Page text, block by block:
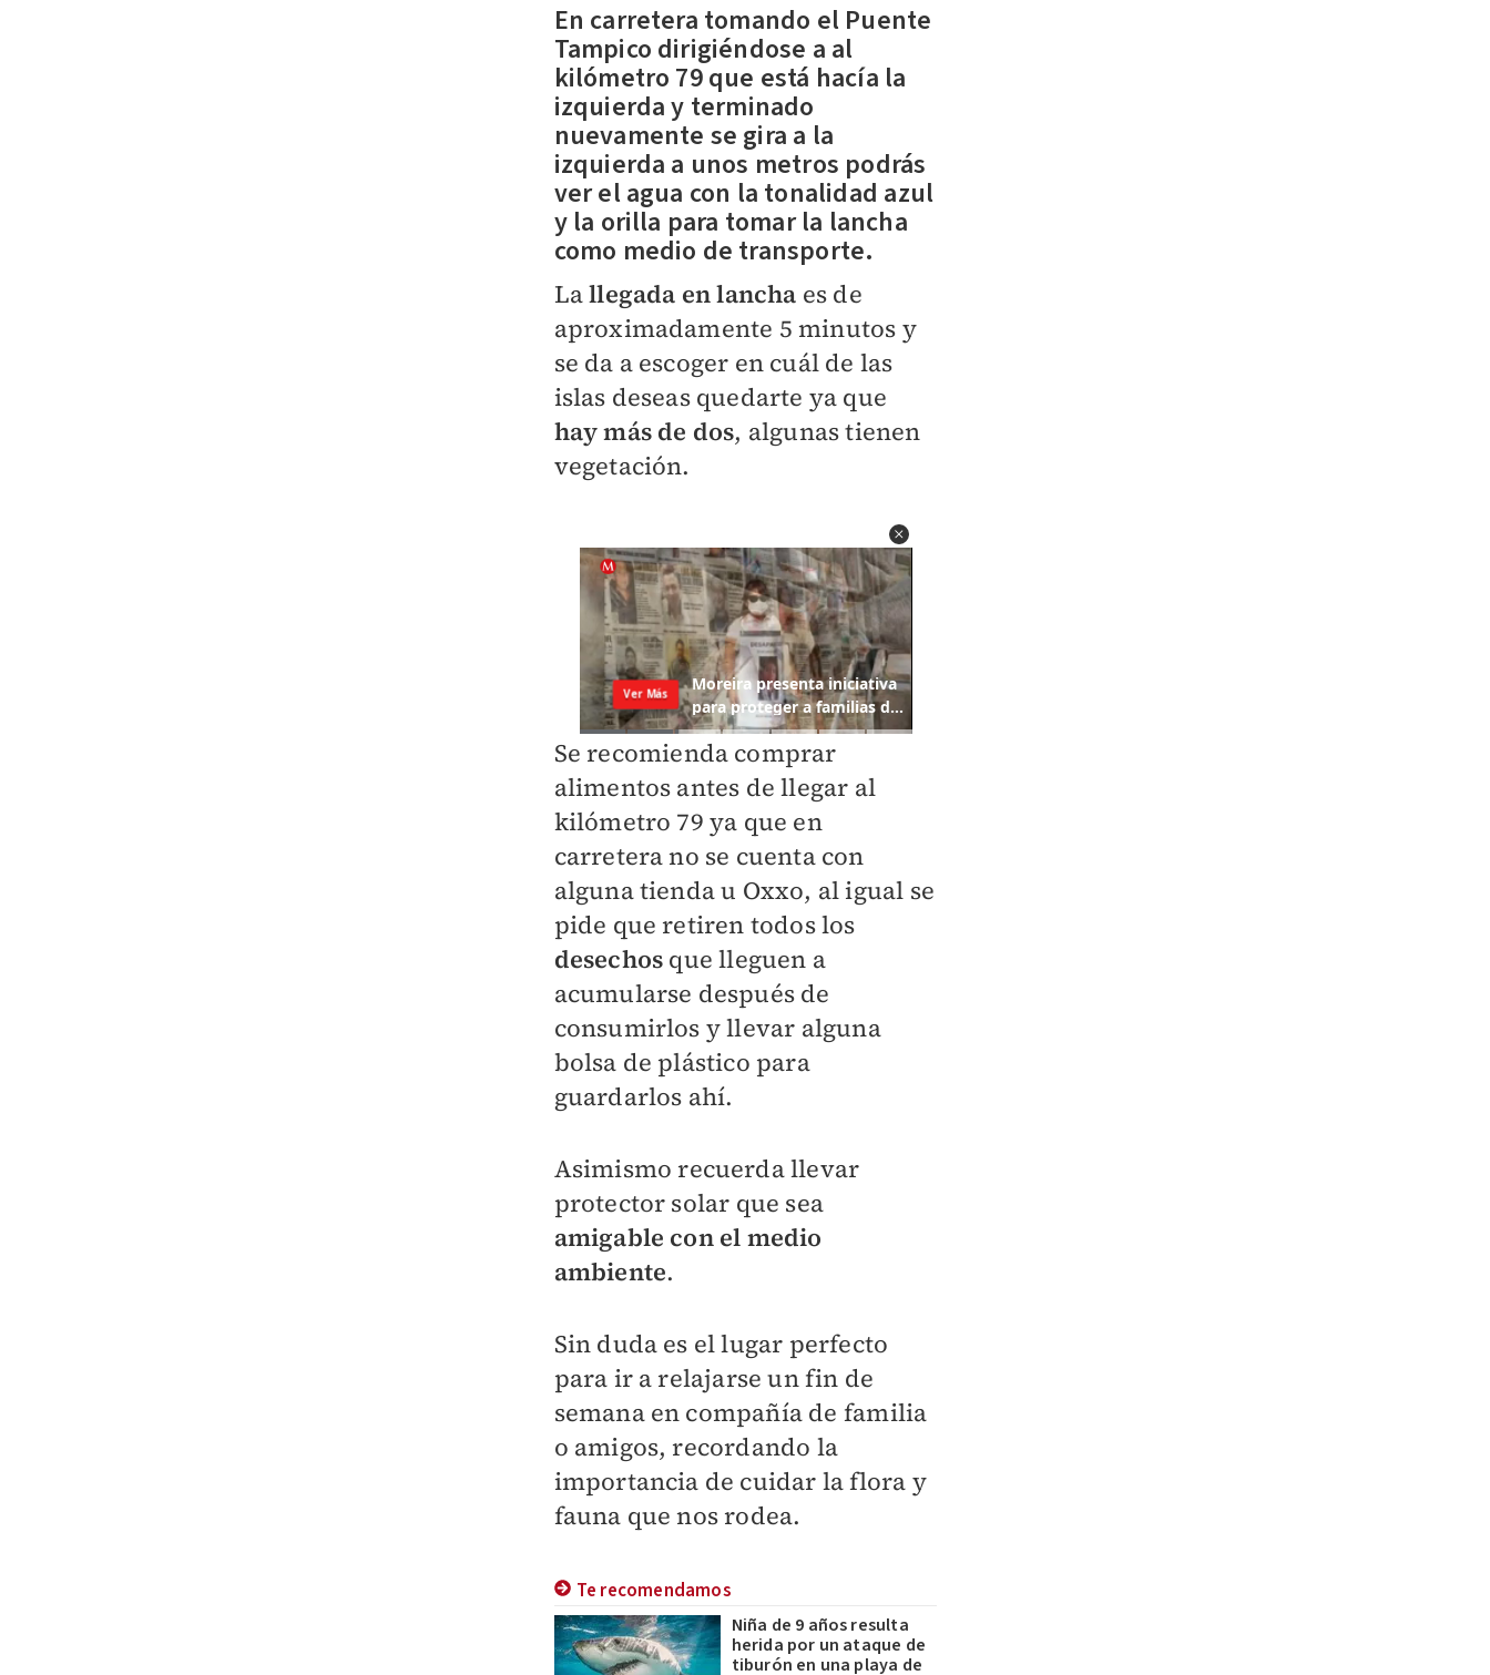
En carretera tomando el Puente
Tampico dirigiéndose a al
kilómetro 79 que está hacía la
izquierda y terminado
nuevamente se gira a la
izquierda a unos metros podrás
ver el agua con la tonalidad azul
y la orilla para tomar la lancha
como medio de transporte.
Lallegada en lancha es de
aproximadamente 5 minutos y
se da a escoger en cuál de las
islas deseas quedarte ya que
hay más de dos, algunas tienen
vegetación.
Se recomienda comprar
alimentos antes de llegar al
kilómetro 79 ya que en
carretera no se cuenta con
alguna tienda u Oxxo, al igual se
pide que retiren todos los
desechos que lleguen a
acumularse después de
consumirlos y llevar alguna
bolsa de plástico para
guardarlos ahí.
Asimismo recuerda llevar
protector solar que sea
amigable con el medio
ambiente.
Sin duda es el lugar perfecto
para ir a relajarse un fin de
semana en compañía de familia
o amigos, recordando la
importancia de cuidar la flora y
fauna que nos rodea.
Te recomendamos
Niña de 9 años resulta
herida por un ataque de
tiburón en una playa de